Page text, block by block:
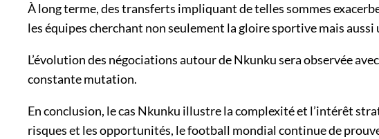
À long terme, des transferts impliquant de telles sommes
les équipes cherchant non seulement la gloire sportive mais
L’évolution des négociations autour de Nkunku sera observée
constante mutation.
En conclusion, le cas Nkunku illustre la complexité et l’intérêt
risques et les opportunités, le football mondial continue de